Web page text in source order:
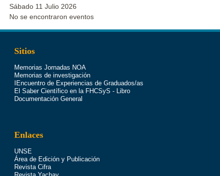
Sábado 11 Julio 2026
No se encontraron eventos
Sitios
Memorias Jornadas NOA
Memorias de investigación
IEncuentro de Experiencias de Graduados/as
El Saber Científico en la FHCSyS - Libro
Documentación General
Enlaces
UNSE
Área de Edición y Publicación
Revista Cifra